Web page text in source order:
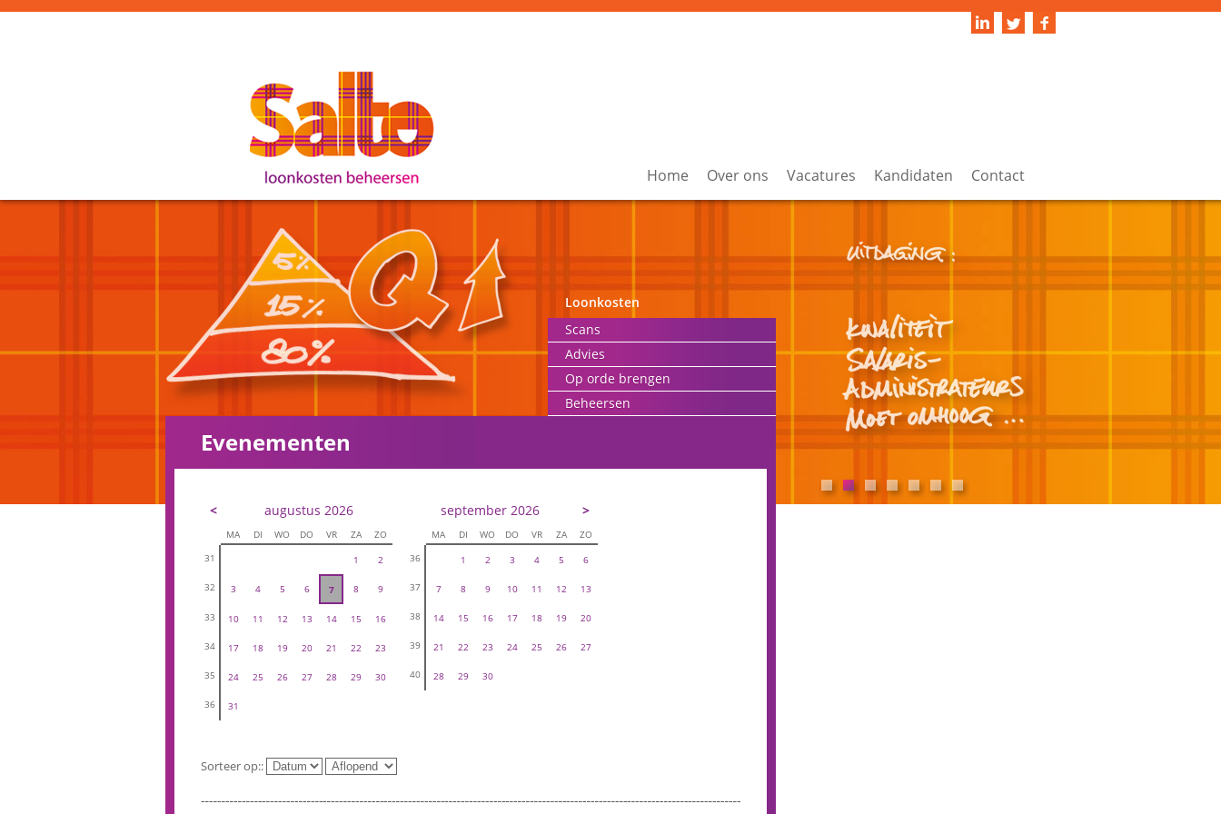
Home Over ons Vacatures Kandidaten Contact
Loonkosten
Scans
Advies
Op orde brengen
Beheersen
Evenementen
< augustus 2026
MA DI WO DO VR ZA
ZO
31
1 2
32 3 4 5 6 7 8 9
33 10 11 12 13 14 15 16
34 17 18 19 20 21 22 23
35 24 25 26 27 28 29 30
36 31
september 2026 >
MA DI WO DO VR ZA
ZO
36
1 2 3 4 5 6
37 7 8 9 10 11 12 13
38 14 15 16 17 18 19 20
39 21 22 23 24 25 26 27
40 28 29 30
Sorteer op::